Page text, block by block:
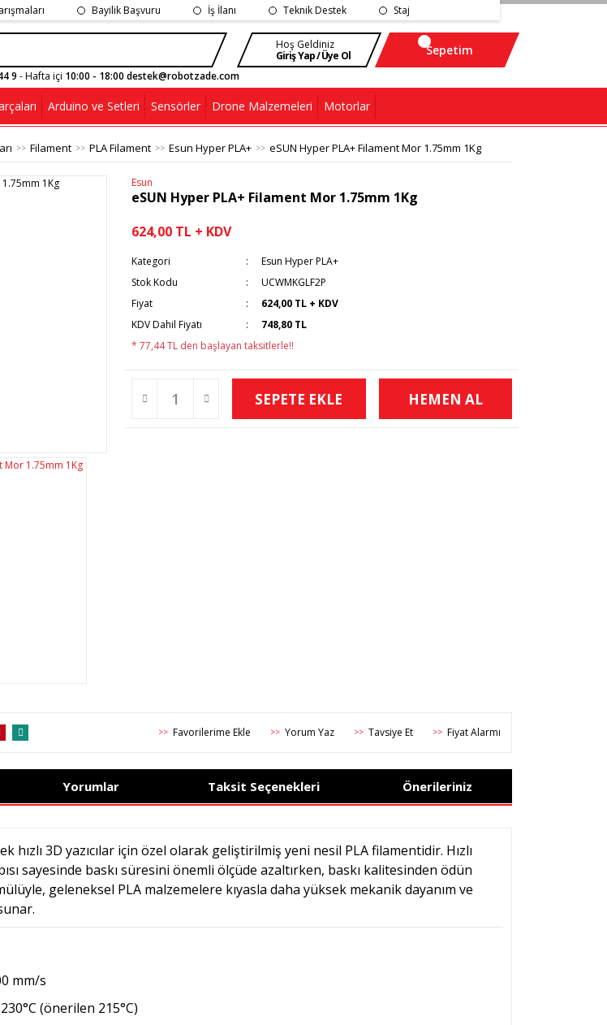
Bayilik Başvuru İş İlanı Teknik Destek Staj
Hoş Geldiniz
Giriş Yap / Üye Ol
Sepetim
9 - Hafta içi 10:00 - 18:00 destek@robotzade.com
Arduino ve Setleri Sensörler Drone Malzemeleri Motorlar
Filament PLA Filament Esun Hyper PLA+ eSUN Hyper PLA+ Filament Mor 1.75mm 1Kg
Esun
eSUN Hyper PLA+ Filament Mor 1.75mm 1Kg
624,00 TL + KDV
Kategori
Esun Hyper PLA+
Stok Kodu
UCWMKGLF2P
Fiyat
624,00 TL + KDV
KDV Dahil Fiyatı
748,80 TL
* 77,44 TL den başlayan taksitlerle!!
SEPETE EKLE HEMEN AL
>> >> Yorum Yaz >> Tavsiye Et >> Fiyat Alarmı
Yorumlar Taksit Seçenekleri Önerileriniz
hızlı 3D yazıcılar için özel olarak geliştirilmiş yeni nesil PLA filamentidir. Hızlı
sayesinde baskı süresini önemli ölçüde azaltırken, baskı kalitesinden ödün
geleneksel PLA malzemelere kıyasla daha yüksek mekanik dayanım ve
mm/s
(önerilen 215°C)